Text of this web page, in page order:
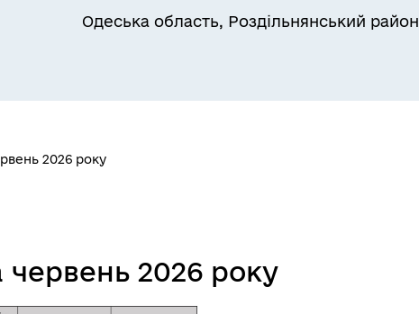
Рада безбар’єрності
Одеська область, Роздільнянський район
2026 року
червень 2026 року